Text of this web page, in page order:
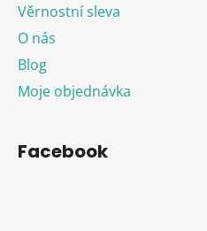
Věrnostní sleva
O nás
Blog
Moje objednávka
Facebook